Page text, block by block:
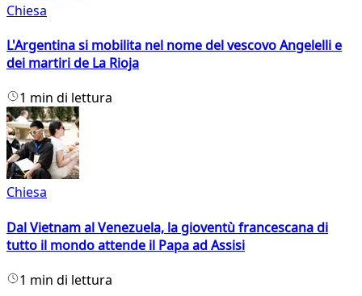
Chiesa
L'Argentina si mobilita nel nome del vescovo Angelelli e
dei martiri de La Rioja
1 min di lettura
Chiesa
Dal Vietnam al Venezuela, la gioventù francescana di
tutto il mondo attende il Papa ad Assisi
1 min di lettura